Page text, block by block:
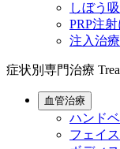
しぼう
PRP注
注入治
症状別専門治療
血管治療
ハンド
フェイ